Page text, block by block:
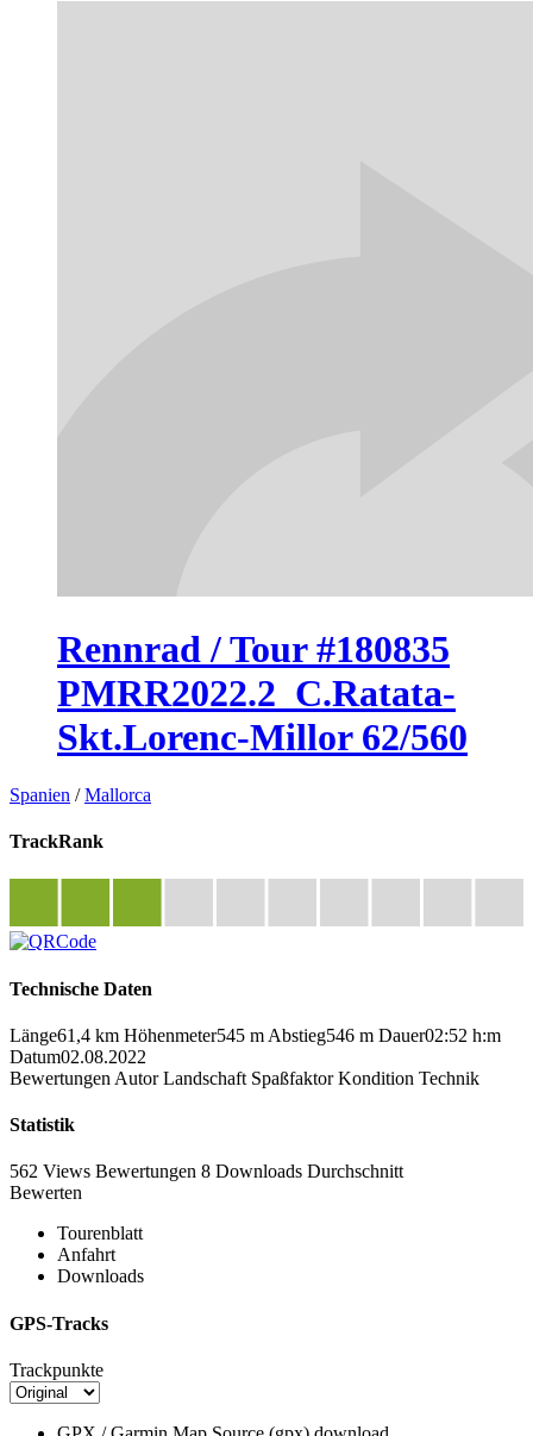
Rennrad / Tour #180835
PMRR2022.2_C.Ratata-
Skt.Lorenc-Millor 62/560
Spanien /Mallorca
TrackRank
Technische Daten
Länge61,4 km Höhenmeter545 m Abstieg546 m Dauer02:52 h:m
Datum02.08.2022
Bewertungen Autor Landschaft Spaßfaktor Kondition Technik
Statistik
562 Views Bewertungen 8 Downloads Durchschnitt
Bewerten
Tourenblatt
Anfahrt
Downloads
GPS-Tracks
Trackpunkte